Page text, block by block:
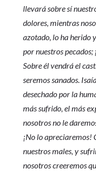
llevará sobre sí
dolores, mientras
azotado, lo ha herido
por nuestros
Sobre él vendrá el
seremos sanados.
desechado por la
más sufrido, el más
nosotros no le
¡No lo apreciaremos!
nuestros males, y
nosotros creeremos